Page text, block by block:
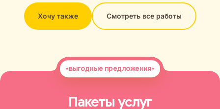
Хочу также Смотреть все работы
выгодные предложения
Пакеты услуг